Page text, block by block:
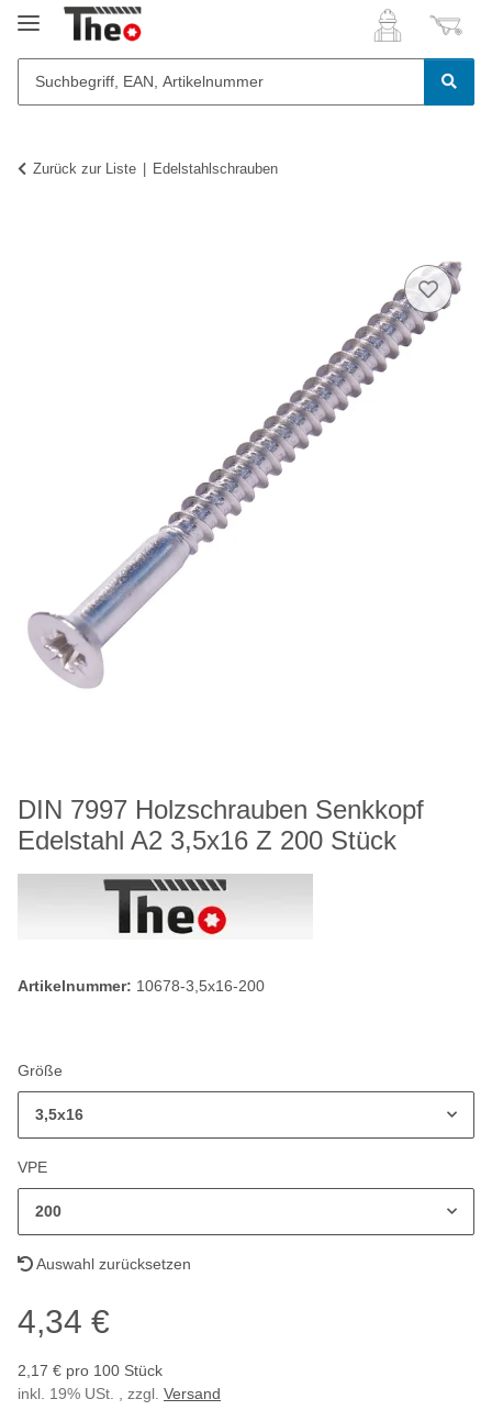
Zurück zur Liste Edelstahlschrauben
DIN 7997 Holzschrauben Senkkopf
Edelstahl A2 3,5x16 Z 200 Stück
Artikelnummer: 10678-3,5x16-200
Größe
3,5x16
VPE
200
Auswahl zurücksetzen
4,34 €
2,17 € pro 100 Stück
inkl. 19% USt. , zzgl. Versand